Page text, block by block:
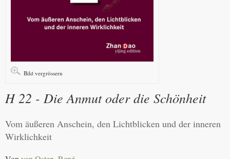
Bild vergrössern
H 22 - Die Anmut oder die Schönheit
Vom äußeren Anschein, den Lichtblicken und der inneren
Wirklichkeit